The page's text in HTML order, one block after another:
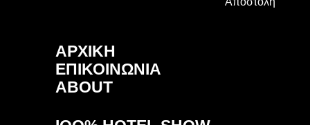
ΑΡΧΙΚΗ
ΕΠΙΚΟΙΝΩΝΙΑ
ABOUT